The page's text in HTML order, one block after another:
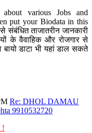
various Jobs and
put your Biodata in this
संबंधित ताजातरीन जानकारी
के वैवाहिक और रोजगार से
डाटा भी यहां डाल सकते
Re: DHOL DAMAU
9910532720
!